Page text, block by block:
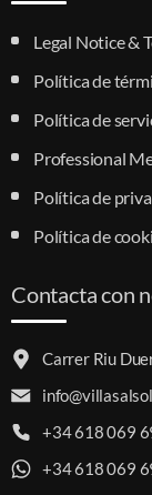
Legal Notice &
Política de
Política de
Professional
Política de
Política de
Contacta con
Carrer Riu
+34 618 069
+34 618 069